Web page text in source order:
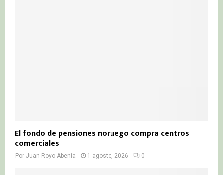
El fondo de pensiones noruego compra centros
comerciales
Por Juan Royo Abenia 1 agosto, 2026 0